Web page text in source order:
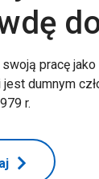
pracę jako
dumnym
r.